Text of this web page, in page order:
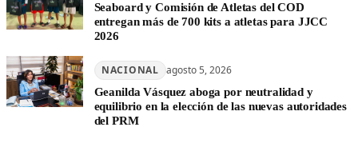
Seaboard y Comisión de Atletas del COD
entregan más de 700 kits a atletas para JJCC
2026
NACIONAL agosto 5, 2026
Geanilda Vásquez aboga por neutralidad y
equilibrio en la elección de las nuevas autoridades
del PRM